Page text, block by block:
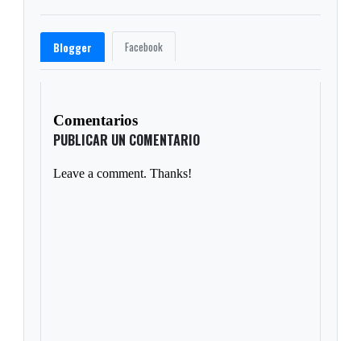
Blogger Facebook
Comentarios
PUBLICAR UN COMENTARIO
Leave a comment. Thanks!